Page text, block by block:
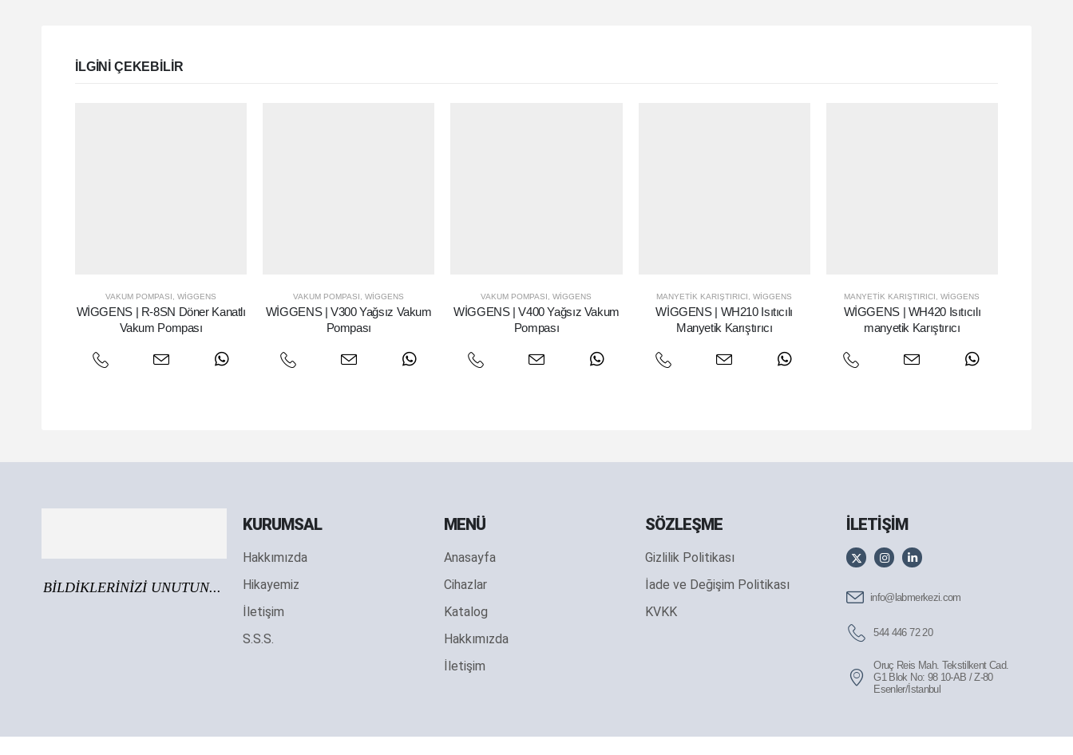
ILGINI ÇEKEBILIR
VAKUM POMPASI,WIGGENS
WİGGENS | R-8SN Döner Kanatlı
Vakum Pompası
VAKUM POMPASI,WIGGENS
WİGGENS | V300 Yağsız Vakum
Pompası
VAKUM POMPASI,WIGGENS
WİGGENS | V400 Yağsız Vakum
Pompası
MANYETIK KARIŞTIRICI,WIGGENS
WİGGENS | WH210 Isıtıcılı
Manyetik Karıştırıcı
MANYETIK KARIŞTIRICI,WIGGENS
WİGGENS | WH420 Isıtıcılı
manyetik Karıştırıcı
BİLDİKLERİNİZİ UNUTUN...
KURUMSAL
Hakkımızda
Hikayemiz
İletişim
S.S.S.
MENÜ
Anasayfa
Cihazlar
Katalog
Hakkımızda
İletişim
SÖZLEŞME
Gizlilik Politikası
İade ve Değişim Politikası
KVKK
İLETİŞİM
info@labmerkezi.com
544 446 72 20
Oruç Reis Mah. Tekstilkent Cad.
G1 Blok No: 98 10-AB / Z-80
Esenler/İstanbul